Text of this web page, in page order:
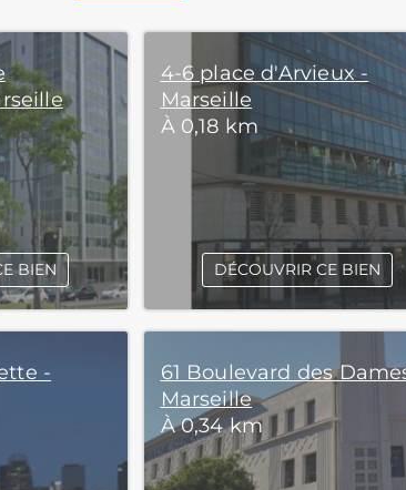
BIEN
4-6 place d'Arvieux -
Marseille
À 0,18 km
DÉCOUVRIR CE BIEN
-
61 Boulevard des
Marseille
À 0,34 km